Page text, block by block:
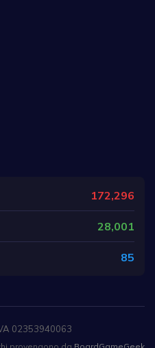
172,296
28,001
85
02353940063